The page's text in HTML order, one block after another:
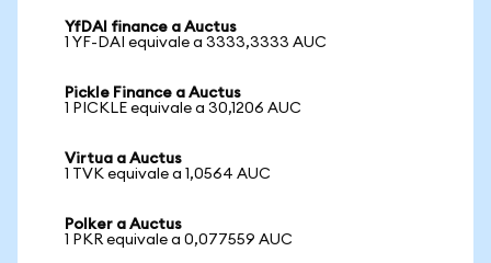
YfDAI finance a Auctus
1 YF-DAI equivale a 3333,3333 AUC
Pickle Finance a Auctus
1 PICKLE equivale a 30,1206 AUC
Virtua a Auctus
1 TVK equivale a 1,0564 AUC
Polker a Auctus
1 PKR equivale a 0,077559 AUC